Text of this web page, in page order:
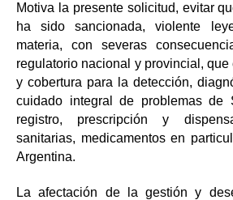
Motiva la presente solicitud, evitar
ha sido sancionada, violente
materia, con severas
regulatorio nacional y provincial,
y cobertura para la detección,
cuidado integral de problemas de
registro, prescripción y
sanitarias, medicamentos en
Argentina.
La afectación de la gestión y